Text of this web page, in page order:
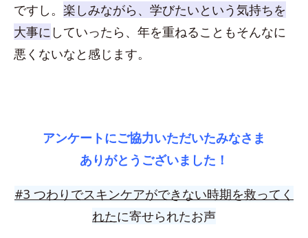
ですし。 楽しみながら、学びたいという気持ちを
大事に していったら、年を重ねることもそんなに
悪くないなと感じます。
アンケートにご協力いただいたみなさま
ありがとうございました！
#3 つわりでスキンケアができない時期を救ってく
れたに寄せられたお声